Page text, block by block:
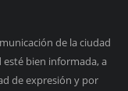
de la ciudad
bien informada, a
de expresión y por